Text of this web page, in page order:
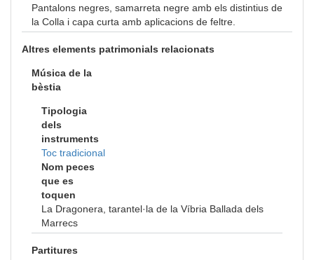
Pantalons negres, samarreta negre amb els distintius de
la Colla i capa curta amb aplicacions de feltre.
Altres elements patrimonials relacionats
Música de la
bèstia
Tipologia
dels
instruments
Toc tradicional
Nom peces
que es
toquen
La Dragonera, tarantel·la de la Víbria Ballada dels
Marrecs
Partitures